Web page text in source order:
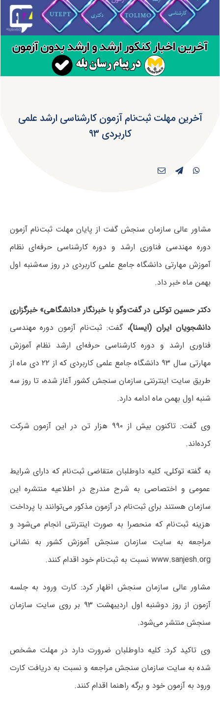
آخرین مهلت ثبت‌نام آزمون کارشناسی ارشد علمی
کاربردی ۹۳
مشاور عالی سازمان سنجش گفت از پایان مهلت ثبت‌نام آزمون
دوره مهندسی فناوری ارشد و دوره کارشناسی حرفه‌ای نظام
آموزش مهارتی دانشگاه جامع علمی کاربردی در روز سه‌شنبه اول
بهمن ماه خبر داد.
دکتر حسین توکلی در گفت‌وگو با خبرنگار «دانشگاهی» خبرگزاری
دانشجویان ایران (ایسنا)، گفت: ثبت‌نام آزمون دوره مهندسی
فناوری ارشد و دوره کارشناسی حرفه‌ای ارشد نظام آموزش
مهارتی سال ۹۳ دانشگاه جامع علمی کاربردی که از ۲۲ دی ماه از
طریق سایت اینترنتی سازمان سنجش کشور آغاز شده، تا روز سه
شنبه اول بهمن ماه ادامه دارد.
وی گفت: تاکنون بیش از ۹۹۰ هزار تن در این آزمون شرکت
کرده‌اند.
به گفته توکلی، کلیه داوطلبان متقاضی ثبت‌نام که دارای شرایط
عمومی و اختصاصی به شرح مندرج در اطلاعیه منتشره این
سازمان هستند برای ثبت‌نام در آزمون مذکور می‌توانند با پرداخت
هزینه ثبت‌نام که منحصرا به صورت اینترنتی انجام می‌شود و
مراجعه به سایت سازمان سنجش آموزش کشور به نشانی
www.sanjesh.org نسبت به ثبت‌نام خود اقدام کنند.
مشاور عالی سازمان سنجش اظهار کرد: کارت ورود به جلسه
آزمون از روز دوشنبه اول اردیبهشت ۹۳ بر روی سایت سازمان
سنجش منتشر می‌شود.
وی تاکید کرد: کلیه داوطلبان ضرورت دارد در مهلت مشخص
شده به سایت سازمان سنجش مراجعه و نسبت به دریافت کارت
ورود به آزمون خود و برگه راهنما اقدام کنند.